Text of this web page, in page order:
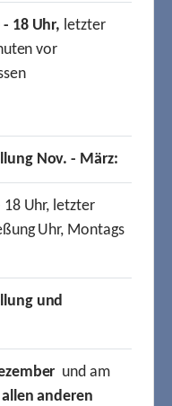
18 Uhr, letzter
vor
Nov. - März:
18 Uhr, letzter
Uhr, Montags
und
und am
anderen